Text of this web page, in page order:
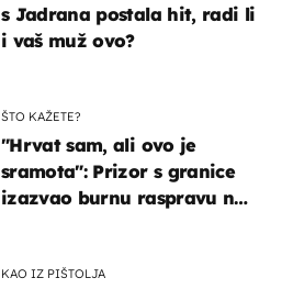
s Jadrana postala hit, radi li
i vaš muž ovo?
ŠTO KAŽETE?
"Hrvat sam, ali ovo je
sramota": Prizor s granice
izazvao burnu raspravu na
KAO IZ PIŠTOLJA